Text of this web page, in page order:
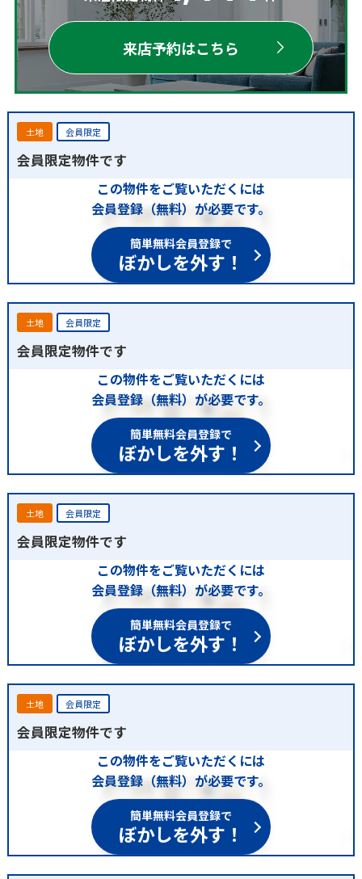
来店予約はこちら
土地 会員限定
会員限定物件です
この物件をご覧いただくには
会員登録（無料）が必要です。
簡単無料会員登録で
ぼかしを外す！
土地 会員限定
会員限定物件です
この物件をご覧いただくには
会員登録（無料）が必要です。
簡単無料会員登録で
ぼかしを外す！
土地 会員限定
会員限定物件です
この物件をご覧いただくには
会員登録（無料）が必要です。
簡単無料会員登録で
ぼかしを外す！
土地 会員限定
会員限定物件です
この物件をご覧いただくには
会員登録（無料）が必要です。
簡単無料会員登録で
ぼかしを外す！